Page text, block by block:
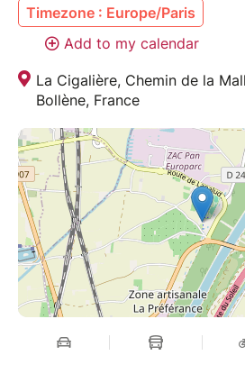
Timezone : Europe/Paris
Add to my calendar
La Cigalière, Chemin de la
Bollène, France